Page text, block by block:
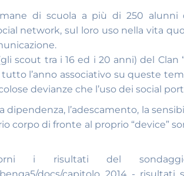
di scuola a più di 250 alunni
network, sul loro uso nella vita
scout tra i 16 ed i 20 anni) del
l’anno associativo su queste
devianze che l’uso dei social
dipendenza, l’adescamento, la
corpo di fronte al proprio “device”
i risultati del